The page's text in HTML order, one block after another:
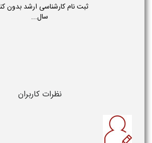
ثبت نام کارشناسی ارشد بدون
سال...
نظرات کاربران